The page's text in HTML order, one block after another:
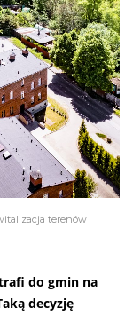
terenów
do gmin na
decyzję